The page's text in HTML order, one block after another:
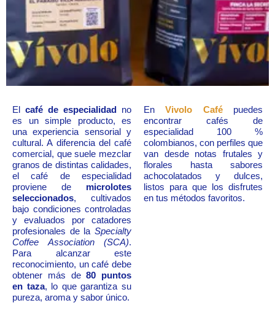
EnVivolo Cafépuedes
encontrar cafés de
especialidad 100 %
colombianos, con perfiles que
van desde notas frutales y
florales hasta sabores
achocolatados y dulces,
listos para que los disfrutes
en tus métodos favoritos.
El café de especialidad no
es un simple producto, es
una experiencia sensorial y
cultural. A diferencia del café
comercial, que suele mezclar
granos de distintas calidades,
el café de especialidad
proviene de microlotes
seleccionados, cultivados
bajo condiciones controladas
y evaluados por catadores
profesionales de la Specialty
Coffee Association (SCA).
Para alcanzar este
reconocimiento, un café debe
obtener más de80 puntos
en taza, lo que garantiza su
pureza, aroma y sabor único.